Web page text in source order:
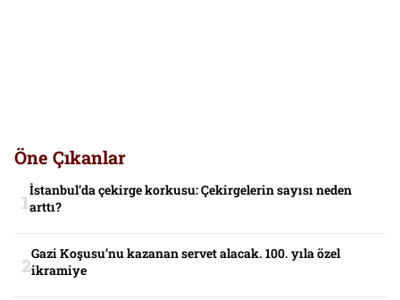
Öne Çıkanlar
İstanbul’da çekirge korkusu: Çekirgelerin sayısı neden
arttı?
Gazi Koşusu’nu kazanan servet alacak. 100. yıla özel
ikramiye